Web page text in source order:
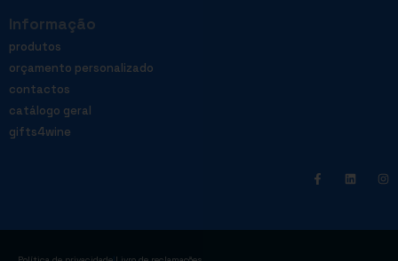
Informação
produtos
orçamento personalizado
contactos
catálogo geral
gifts4wine